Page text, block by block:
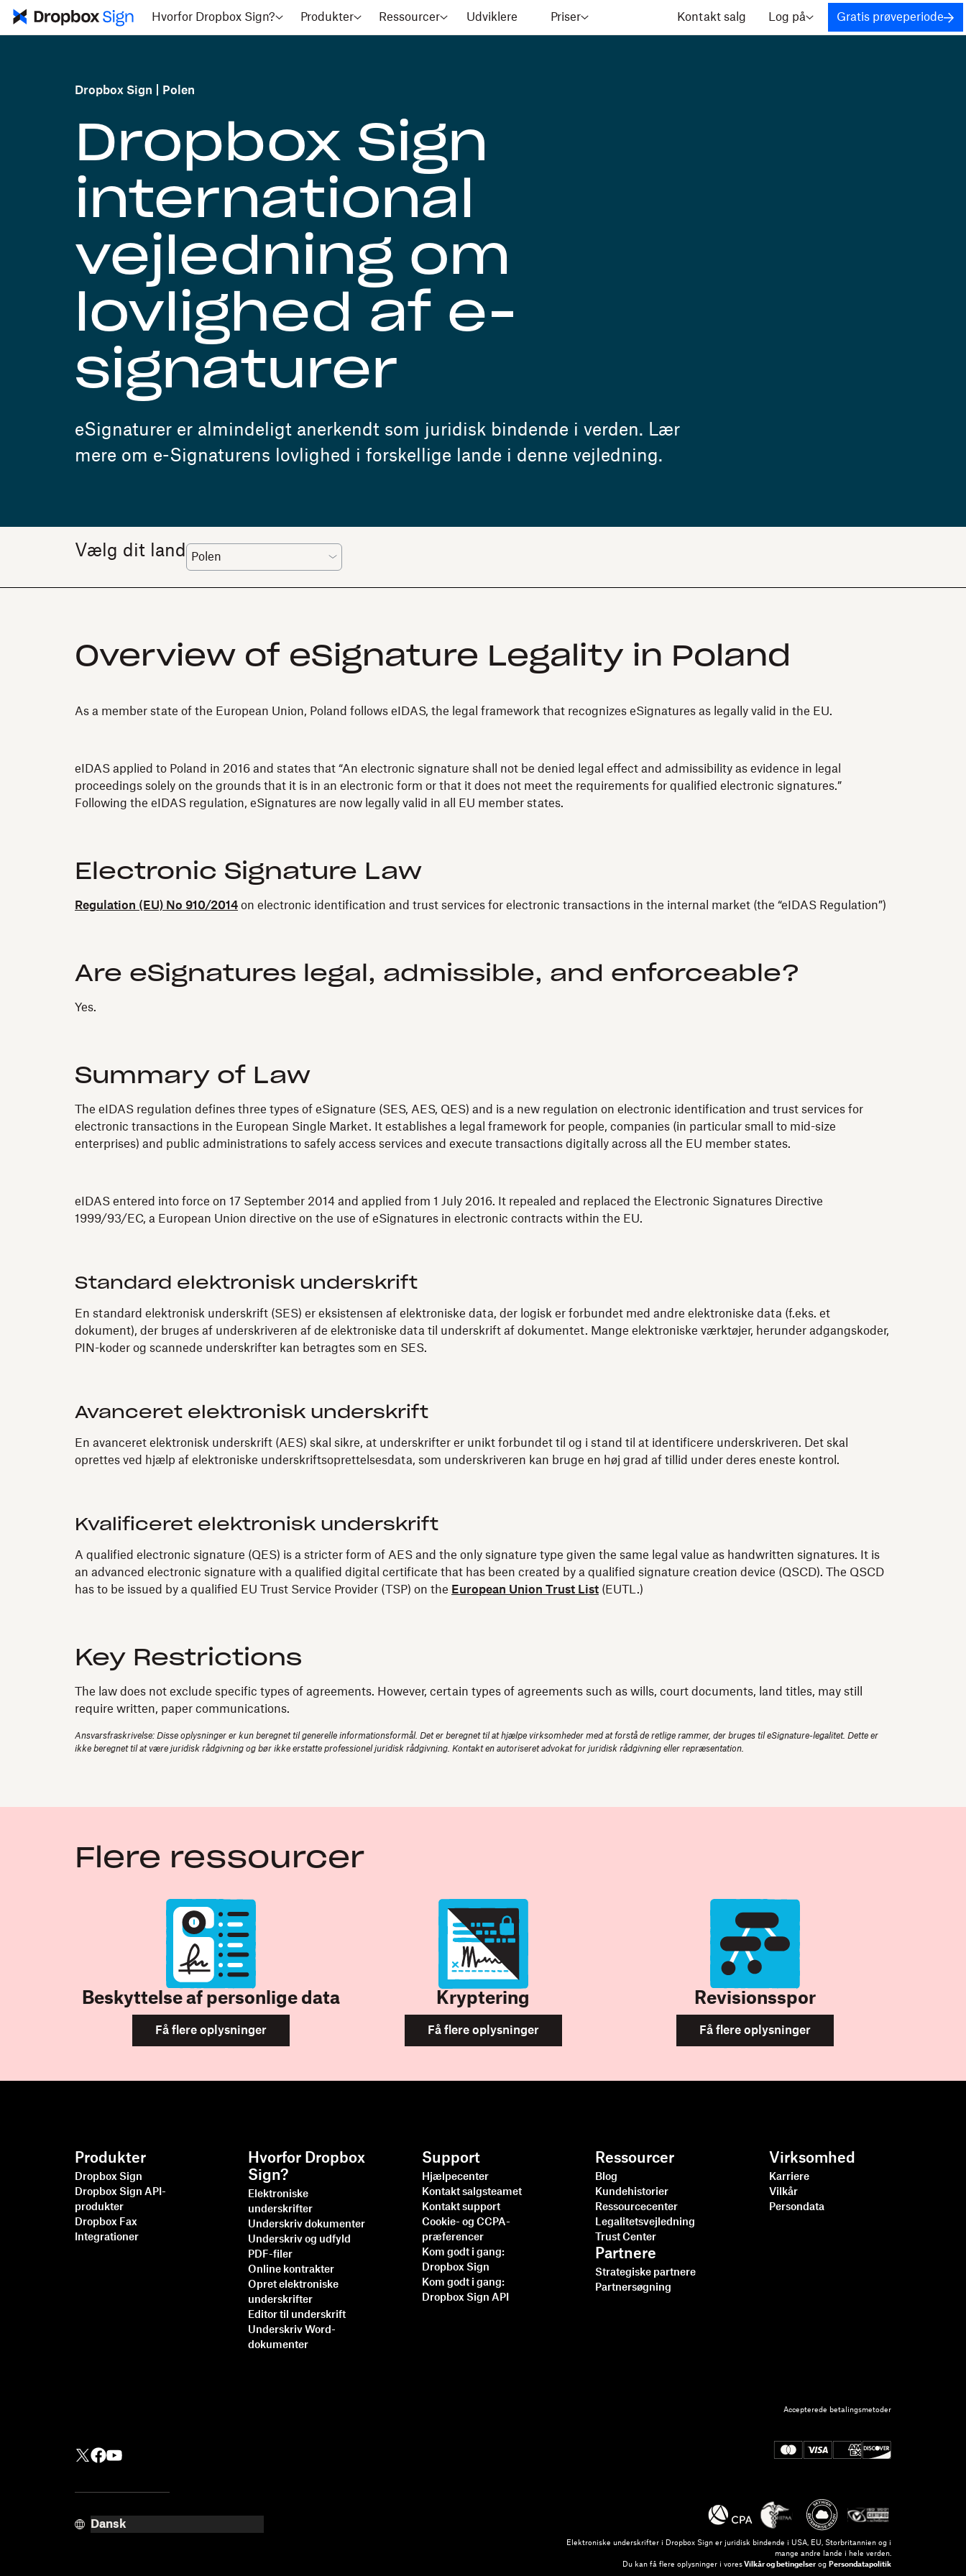
Hvorfor Dropbox Sign? Produkter Ressourcer Udviklere Priser Kontakt salg Log på Gratis prøveperiode
Dropbox Sign Polen
Dropbox Sign
international
vejledning om
lovlighed af e-
signaturer
eSignaturer er almindeligt anerkendt som juridisk bindende i verden. Lær
mere om e-Signaturens lovlighed i forskellige lande i denne vejledning.
Vælg dit land
Overview of eSignature Legality in Poland
As a member state of the European Union, Poland follows eIDAS, the legal framework that recognizes eSignatures as legally valid in the EU.
eIDAS applied to Poland in 2016 and states that “An electronic signature shall not be denied legal effect and admissibility as evidence in legal
proceedings solely on the grounds that it is in an electronic form or that it does not meet the requirements for qualified electronic signatures.”
Following the eIDAS regulation, eSignatures are now legally valid in all EU member states.
Electronic Signature Law
Regulation (EU) No 910/2014 on electronic identification and trust services for electronic transactions in the internal market (the “eIDAS Regulation”)
Are eSignatures legal, admissible, and enforceable?
Yes.
Summary of Law
The eIDAS regulation defines three types of eSignature (SES, AES, QES) and is a new regulation on electronic identification and trust services for
electronic transactions in the European Single Market. It establishes a legal framework for people, companies (in particular small to mid-size
enterprises) and public administrations to safely access services and execute transactions digitally across all the EU member states.
eIDAS entered into force on 17 September 2014 and applied from 1 July 2016. It repealed and replaced the Electronic Signatures Directive
1999/93/EC, a European Union directive on the use of eSignatures in electronic contracts within the EU.
Standard elektronisk underskrift
En standard elektronisk underskrift (SES) er eksistensen af elektroniske data, der logisk er forbundet med andre elektroniske data (f.eks. et
dokument), der bruges af underskriveren af de elektroniske data til underskrift af dokumentet. Mange elektroniske værktøjer, herunder adgangskoder,
PIN-koder og scannede underskrifter kan betragtes som en SES.
Avanceret elektronisk underskrift
En avanceret elektronisk underskrift (AES) skal sikre, at underskrifter er unikt forbundet til og i stand til at identificere underskriveren. Det skal
oprettes ved hjælp af elektroniske underskriftsoprettelsesdata, som underskriveren kan bruge en høj grad af tillid under deres eneste kontrol.
Kvalificeret elektronisk underskrift
A qualified electronic signature (QES) is a stricter form of AES and the only signature type given the same legal value as handwritten signatures. It is
an advanced electronic signature with a qualified digital certificate that has been created by a qualified signature creation device (QSCD). The QSCD
has to be issued by a qualified EU Trust Service Provider (TSP) on the European Union Trust List (EUTL.)
Key Restrictions
The law does not exclude specific types of agreements. However, certain types of agreements such as wills, court documents, land titles, may still
require written, paper communications.
Ansvarsfraskrivelse: Disse oplysninger er kun beregnet til generelle informationsformål. Det er beregnet til at hjælpe virksomheder med at forstå de retlige rammer, der bruges til eSignature-legalitet. Dette er
ikke beregnet til at være juridisk rådgivning og bør ikke erstatte professionel juridisk rådgivning. Kontakt en autoriseret advokat for juridisk rådgivning eller repræsentation.
Flere ressourcer
Beskyttelse af personlige data
Få flere oplysninger
Kryptering
Få flere oplysninger
Revisionsspor
Få flere oplysninger
Produkter
Dropbox Sign
Dropbox Sign API-
produkter
Dropbox Fax
Integrationer
Hvorfor Dropbox
Sign?
Elektroniske
underskrifter
Underskriv dokumenter
Underskriv og udfyld
PDF-filer
Online kontrakter
Opret elektroniske
underskrifter
Editor til underskrift
Underskriv Word-
dokumenter
Support
Hjælpecenter
Kontakt salgsteamet
Kontakt support
Cookie- og CCPA-
præferencer
Kom godt i gang:
Dropbox Sign
Kom godt i gang:
Dropbox Sign API
Ressourcer
Blog
Kundehistorier
Ressourcecenter
Legalitetsvejledning
Trust Center
Partnere
Strategiske partnere
Partnersøgning
Virksomhed
Karriere
Vilkår
Persondata
Accepterede betalingsmetoder
Elektroniske underskrifter i Dropbox Sign er juridisk bindende i USA, EU, Storbritannien og i
mange andre lande i hele verden.
Du kan få flere oplysninger i vores Vilkår og betingelser og Persondatapolitik